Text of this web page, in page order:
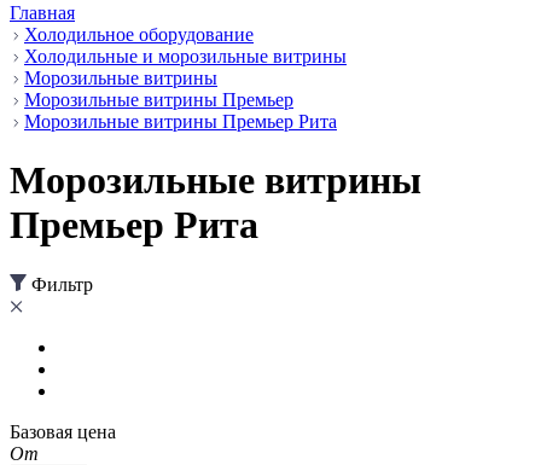
Главная
Холодильное оборудование
Холодильные и морозильные витрины
Морозильные витрины
Морозильные витрины Премьер
Морозильные витрины Премьер Рита
Морозильные витрины
Премьер Рита
Фильтр
Базовая цена
От